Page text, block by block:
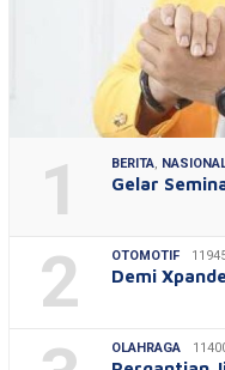
1 BERITA
Gelar
2 OTOMOTIF
Demi
OLAHRAGA